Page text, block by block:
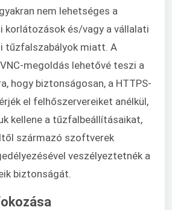
nem lehetséges a
és/vagy a vállalati
tűzfalszabályok miatt. A
megoldás lehetővé teszi a
hogy biztonságosan, a HTTPS-
el felhőszervereiket anélkül,
kellene a tűzfalbeállításaikat,
származó szoftverek
veszélyeztetnék a
biztonságát.